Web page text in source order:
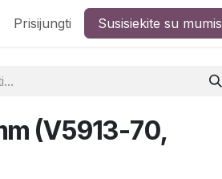
Prisijungti Susisiekite su mumis
(V5913-70,